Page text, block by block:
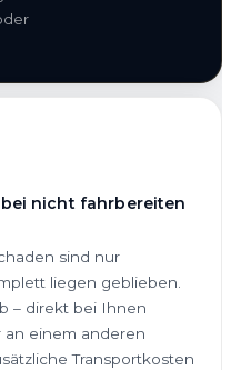
nicht fahrbereiten
sind nur
liegen geblieben.
– direkt bei Ihnen
an einem anderen
Transportkosten